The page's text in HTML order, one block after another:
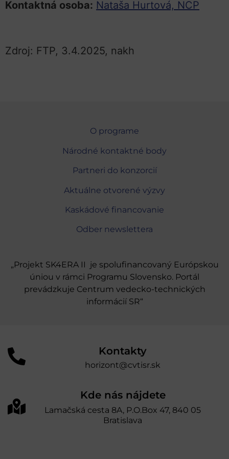
Kontaktná osoba: Nataša Hurtová, NCP
Zdroj: FTP, 3.4.2025, nakh
O programe
Národné kontaktné body
Partneri do konzorcií
Aktuálne otvorené výzvy
Kaskádové financovanie
Odber newslettera
„Projekt SK4ERA II je spolufinancovaný Európskou
úniou v rámci Programu Slovensko. Portál
prevádzkuje Centrum vedecko-technických
informácií SR“
Kontakty
horizont@cvtisr.sk
Kde nás nájdete
Lamačská cesta 8A, P.O.Box 47, 840 05
Bratislava